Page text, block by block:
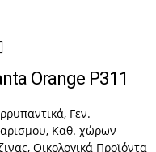
Orange P311
, Γεν.
, Καθ. χώρων
, Οικολογικά Προϊόντα